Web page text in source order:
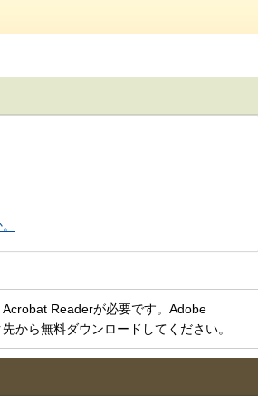
Readerが必要です。Adobe
から無料ダウンロードしてください。